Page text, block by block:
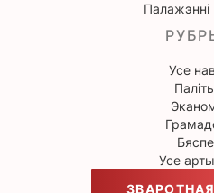
Палажэнні
Усе
Усе